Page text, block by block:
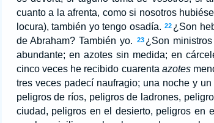
cuanto a la afrenta, como si nosotros
locura), también yo tengo osadía. 22 ¿Son
de Abraham? También yo.
23 ¿Son
abundante; en azotes sin medida; en
cinco veces he recibido cuarenta azotes
tres veces padecí naufragio; una noche y
peligros de ríos, peligros de ladrones,
ciudad, peligros en el desierto, peligros en